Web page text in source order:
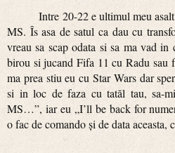
Intre 20-22 e ultimul meu asalt
MS. Îs asa de satul ca dau cu
vreau sa scap odata si sa ma vad in
birou si jucand Fifa 11 cu Radu sau
ma prea stiu eu cu Star Wars dar
si in loc de faza cu tatăl tau, sa-
MS…”, iar eu „I’ll be back for
o fac de comando și de data